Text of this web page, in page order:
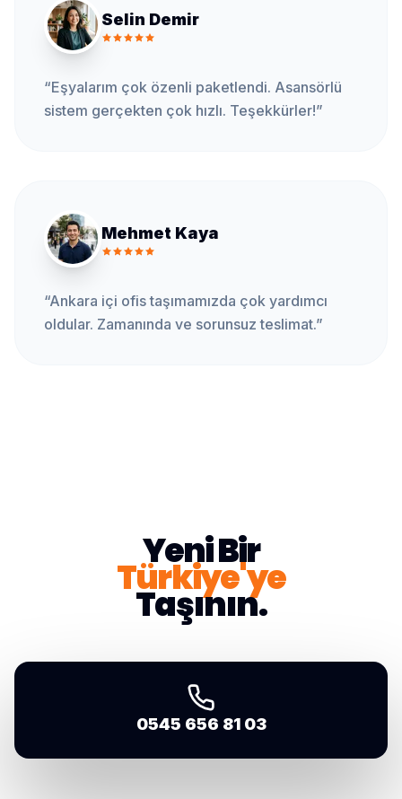
Selin Demir
“Eşyalarım çok özenli paketlendi. Asansörlü
sistem gerçekten çok hızlı. Teşekkürler!”
Mehmet Kaya
“Ankara içi ofis taşımamızda çok yardımcı
oldular. Zamanında ve sorunsuz teslimat.”
Yeni Bir
Türkiye'ye
Taşının.
0545 656 81 03